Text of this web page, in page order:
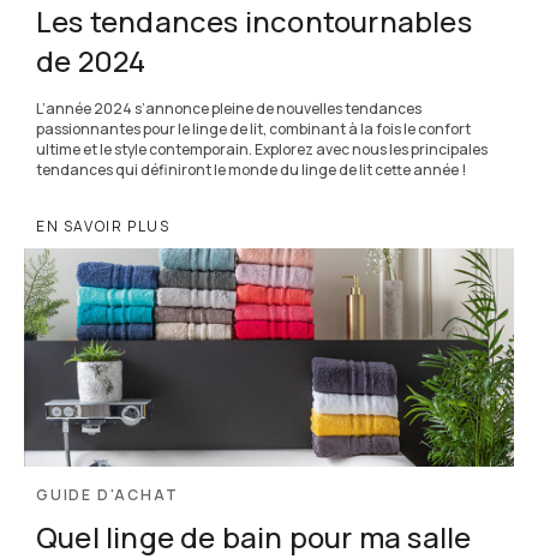
Les tendances incontournables
de 2024
L’année 2024 s’annonce pleine de nouvelles tendances
passionnantes pour le linge de lit, combinant à la fois le confort
ultime et le style contemporain. Explorez avec nous les principales
tendances qui définiront le monde du linge de lit cette année !
EN SAVOIR PLUS
GUIDE D'ACHAT
Quel linge de bain pour ma salle